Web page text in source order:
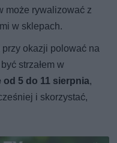
może rywalizować z
w sklepach.
okazji polować na
strzałem w
5 do 11 sierpnia,
i skorzystać,